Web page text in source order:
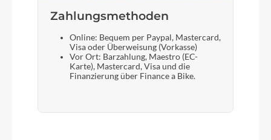
Zahlungsmethoden
Online: Bequem per Paypal, Mastercard,
Visa oder Überweisung (Vorkasse)
Vor Ort: Barzahlung, Maestro (EC-
Karte), Mastercard, Visa und die
Finanzierung über Finance a Bike.